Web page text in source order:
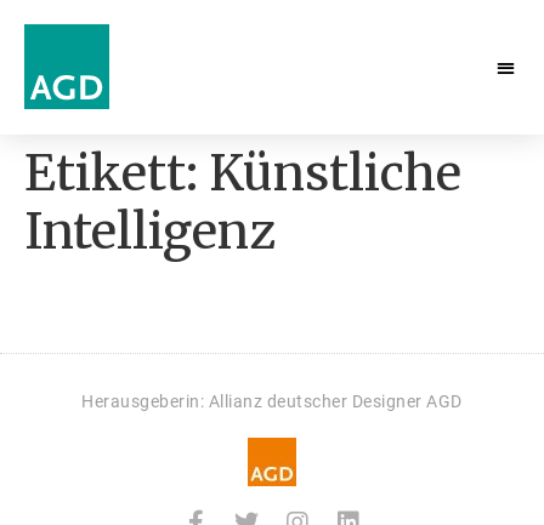
Etikett: Künstliche
Intelligenz
Herausgeberin: Allianz deutscher Designer AGD